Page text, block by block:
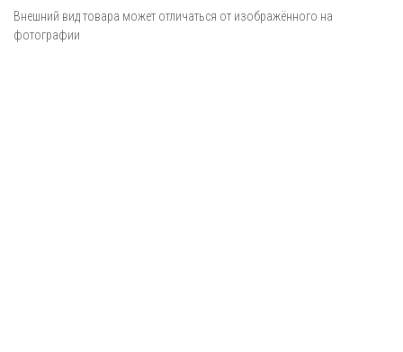
Внешний вид товара может отличаться от изображённого на
фотографии